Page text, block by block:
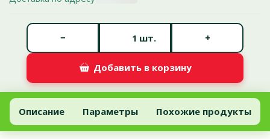
шт.
− +
Добавить в корзину
Шампунь-пудра для животных – Dry Shampoo, 100 г
Добавить в корзину
Описание Параметры Похожие продукты
В начало страницы